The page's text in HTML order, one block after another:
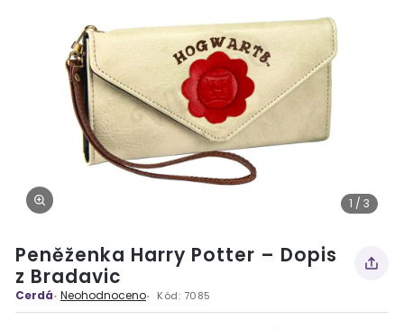
1 / 3
Peněženka Harry Potter – Dopis
z Bradavic
Cerdá Neohodnoceno Kód: 7085